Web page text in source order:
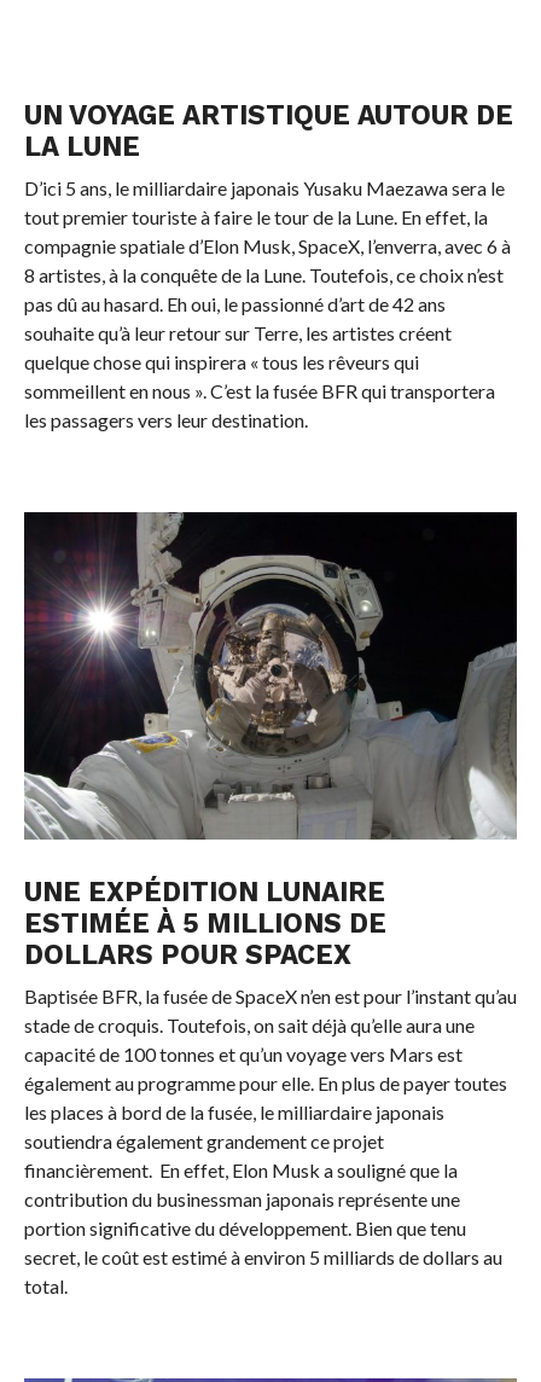
UN VOYAGE ARTISTIQUE AUTOUR DE
LA LUNE
D’ici 5 ans, le milliardaire japonais Yusaku Maezawa sera le
tout premier touriste à faire le tour de la Lune. En effet, la
compagnie spatiale d’Elon Musk, SpaceX, l’enverra, avec 6 à
8 artistes, à la conquête de la Lune. Toutefois, ce choix n’est
pas dû au hasard. Eh oui, le passionné d’art de 42 ans
souhaite qu’à leur retour sur Terre, les artistes créent
quelque chose qui inspirera « tous les rêveurs qui
sommeillent en nous ». C’est la fusée BFR qui transportera
les passagers vers leur destination.
UNE EXPÉDITION LUNAIRE
ESTIMÉE À 5 MILLIONS DE
DOLLARS POUR SPACEX
Baptisée BFR, la fusée de SpaceX n’en est pour l’instant qu’au
stade de croquis. Toutefois, on sait déjà qu’elle aura une
capacité de 100 tonnes et qu’un voyage vers Mars est
également au programme pour elle. En plus de payer toutes
les places à bord de la fusée, le milliardaire japonais
soutiendra également grandement ce projet
financièrement. En effet, Elon Musk a souligné que la
contribution du businessman japonais représente une
portion significative du développement. Bien que tenu
secret, le coût est estimé à environ 5 milliards de dollars au
total.